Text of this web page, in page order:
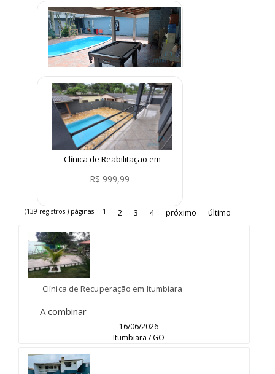
Clinica de Reabilitação de Drogas
em Brazlândia - DF
R$ 1.600,00
R$ 1.500,00
Clínica de Reabilitação em
Parelheiros São Paulo
R$ 999,99
(139 registros ) páginas: 1 2 3 4 próximo último
Clínica de Recuperação em Itumbiara
A combinar
16/06/2026
Itumbiara / GO